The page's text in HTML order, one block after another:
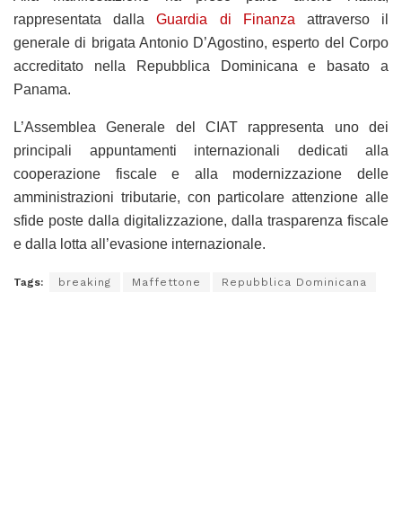
rappresentata dallaGuardia di Finanza attraverso il
generale di brigata Antonio D’Agostino, esperto del Corpo
accreditato nella Repubblica Dominicana e basato a
Panama.
L’Assemblea Generale del CIAT rappresenta uno dei
principali appuntamenti internazionali dedicati alla
cooperazione fiscale e alla modernizzazione delle
amministrazioni tributarie, con particolare attenzione alle
sfide poste dalla digitalizzazione, dalla trasparenza fiscale
e dalla lotta all’evasione internazionale.
Tags: breaking Maffettone Repubblica Dominicana